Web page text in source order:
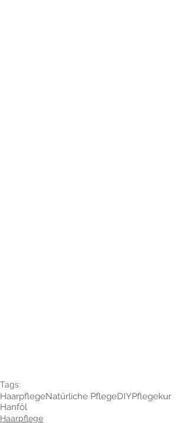
Tags:
HaarpflegeNatürliche PflegeDIYPflegekur
Hanföl
Haarpflege